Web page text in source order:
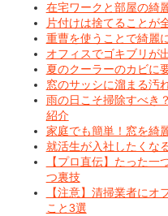
在宅ワークと部屋の綺
片付けは捨てることが
重曹を使うことで綺麗
オフィスでゴキブリが
夏のクーラーのカビに
窓のサッシに溜まる汚
雨の日こそ掃除すべき
紹介
家庭でも簡単！窓を綺
就活生が入社したくな
【プロ直伝】たった一
つ裏技
【注意】清掃業者にオ
こと3選